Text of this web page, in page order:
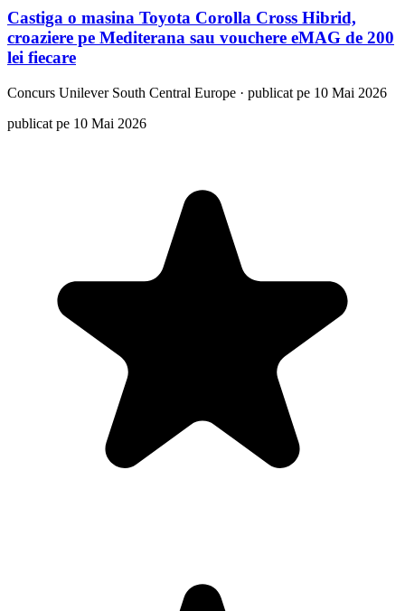
Castiga o masina Toyota Corolla Cross Hibrid,
croaziere pe Mediterana sau vouchere eMAG de 200
lei fiecare
Concurs Unilever South Central Europe · publicat pe 10 Mai 2026
publicat pe 10 Mai 2026